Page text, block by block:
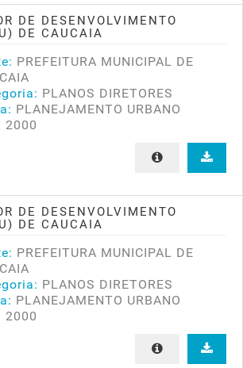
DE DESENVOLVIMENTO
DE CAUCAIA
PREFEITURA MUNICIPAL DE
PLANOS DIRETORES
PLANEJAMENTO URBANO
2000
DE DESENVOLVIMENTO
DE CAUCAIA
PREFEITURA MUNICIPAL DE
PLANOS DIRETORES
PLANEJAMENTO URBANO
2000